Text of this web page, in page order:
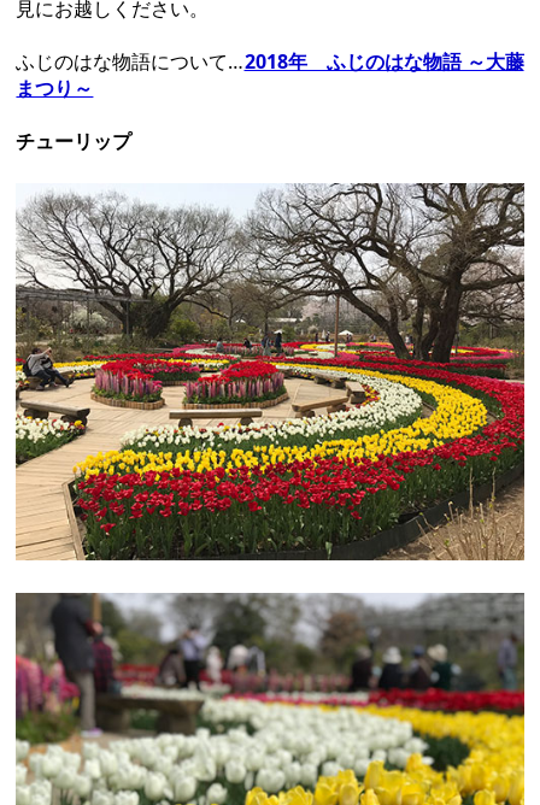
見にお越しください。
ふじのはな物語について…2018年 ふじのはな物語 ～大藤
まつり～
チューリップ